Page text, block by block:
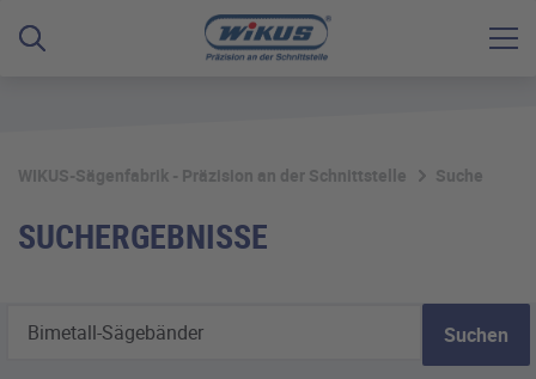
WIKUS-Sägenfabrik - Präzision an der Schnittstelle Suche
SUCHERGEBNISSE
Suchen